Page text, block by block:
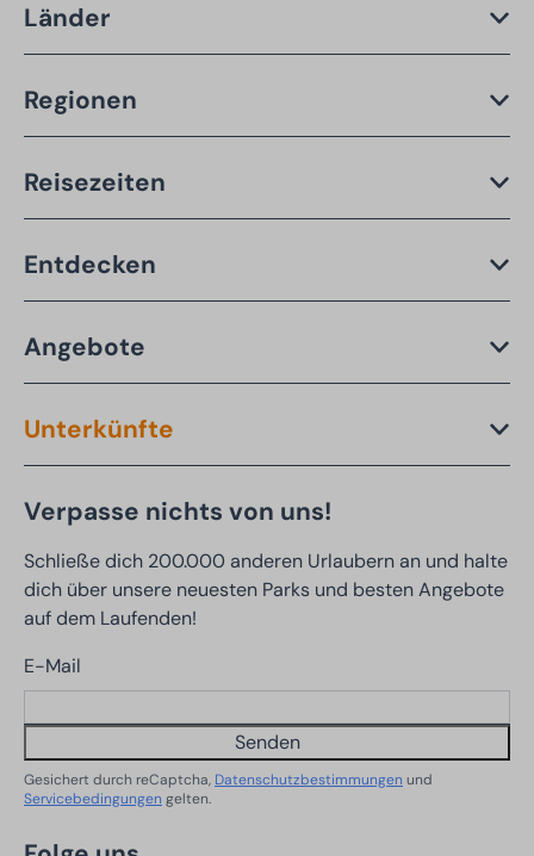
Länder
Regionen
Reisezeiten
Entdecken
Angebote
Unterkünfte
Verpasse nichts von uns!
Schließe dich 200.000 anderen Urlaubern an und halte
dich über unsere neuesten Parks und besten Angebote
auf dem Laufenden!
E-Mail
Senden
Gesichert durch reCaptcha, Datenschutzbestimmungen und
Servicebedingungen gelten.